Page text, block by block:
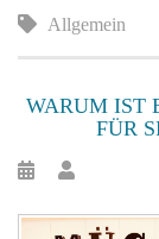
Allgemein
WARUM IST
FÜR